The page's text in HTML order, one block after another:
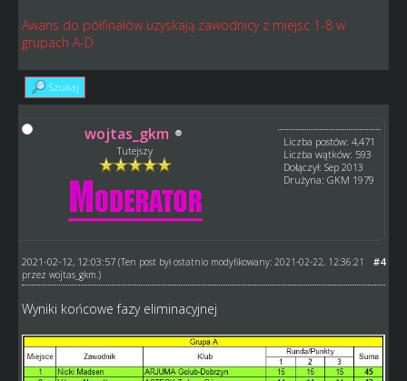
Awans do półfinałów uzyskają zawodnicy z miejsc 1-8 w
grupach A-D
Szukaj
wojtas_gkm
Tutejszy
Liczba postów: 4,471
Liczba wątków: 593
Dołączył: Sep 2013
Drużyna: GKM 1979
#4
2021-02-12, 12:03:57 (Ten post był ostatnio modyfikowany: 2021-02-22, 12:36:21
przez wojtas_gkm .)
Wyniki końcowe fazy eliminacyjnej